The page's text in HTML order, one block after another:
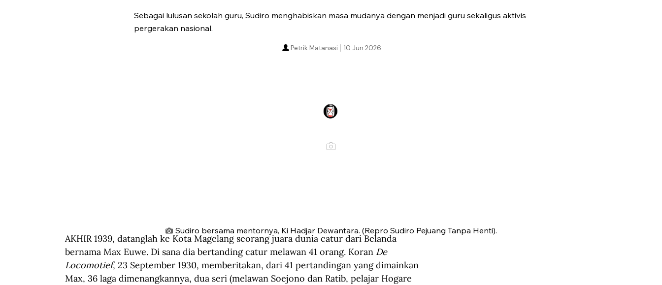
Sebagai lulusan sekolah guru, Sudiro menghabiskan masa mudanya dengan menjadi guru sekaligus aktivis
pergerakan nasional.
10 Jun 2026
Petrik Matanasi
Sudiro bersama mentornya, Ki Hadjar Dewantara. (Repro Sudiro Pejuang Tanpa Henti).
AKHIR 1939, datanglah ke Kota Magelang seorang juara dunia catur dari Belanda
bernama Max Euwe. Di sana dia bertanding catur melawan 41 orang. Koran De
Locomotief, 23 September 1930, memberitakan, dari 41 pertandingan yang dimainkan
Max, 36 laga dimenangkannya, dua seri (melawan Soejono dan Ratib, pelajar Hogare